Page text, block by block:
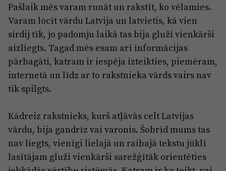
Pašlaik mēs varam runāt un rakstīt, ko vēlamies.
Varam locīt vārdu Latvija un latvietis, kā vien
sirdij tīk, jo padomju laikā tas bija gluži vienkārši
aizliegts. Tagad mēs esam arī informācijas
pārbagāti, katram ir iespēja izteikties, piemēram,
internetā un līdz ar to rakstnieka vārds vairs nav
tik spilgts.
Kādreiz rakstnieks, kurš atļāvās celt Latvijas
vārdu, bija gandrīz vai varonis. Šobrīd mums tas
nav liegts, vienīgi lielajā un raibajā tekstu jūklī
lasītājam gluži vienkārši sarežģītāk orientēties